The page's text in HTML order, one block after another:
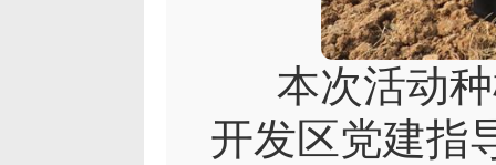
本次活动种
开发区党建指